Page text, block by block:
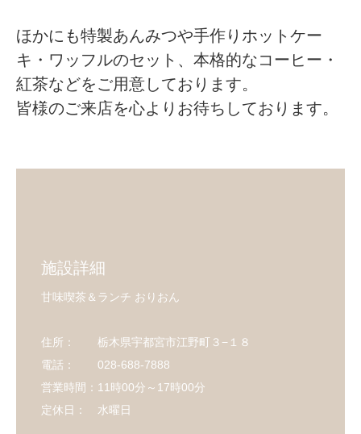
ほかにも特製あんみつや手作りホットケー
キ・ワッフルのセット、本格的なコーヒー・
紅茶などをご用意しております。
皆様のご来店を心よりお待ちしております。
施設詳細
甘味喫茶＆ランチ おりおん
住所： 栃木県宇都宮市江野町３−１８
電話： 028-688-7888
営業時間：11時00分～17時00分
定休日： 水曜日